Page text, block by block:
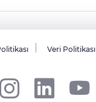
Veri Politikası